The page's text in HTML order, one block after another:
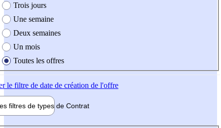
Trois jours
Une semaine
Deux semaines
Un mois
Toutes les offres
le filtre de date de création de l'offre
filtres de types de Contrat